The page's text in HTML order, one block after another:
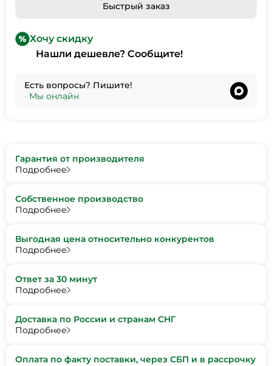
Быстрый заказ
Хочу скидку
Нашли дешевле? Сообщите!
Есть вопросы? Пишите!
• Мы онлайн
Гарантия от производителя
Подробнее
Собственное производство
Подробнее
Выгодная цена относительно конкурентов
Подробнее
Ответ за 30 минут
Подробнее
Доставка по России и странам СНГ
Подробнее
Оплата по факту поставки, через СБП и в рассрочку